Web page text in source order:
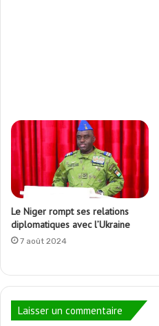
Le Niger rompt ses relations
diplomatiques avec l’Ukraine
7 août 2024
Laisser un commentaire